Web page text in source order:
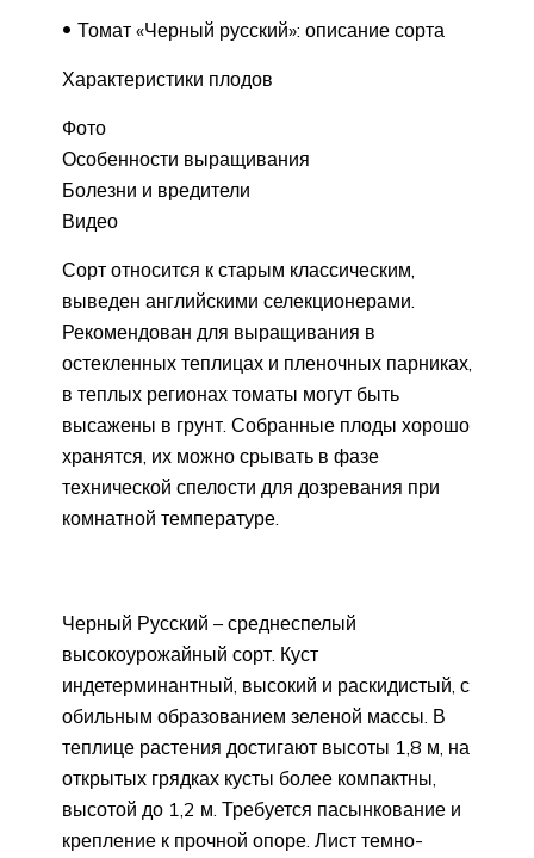
Томат «Черный русский»: описание сорта
Характеристики плодов
Фото
Особенности выращивания
Болезни и вредители
Видео
Сорт относится к старым классическим,
выведен английскими селекционерами.
Рекомендован для выращивания в
остекленных теплицах и пленочных парниках,
в теплых регионах томаты могут быть
высажены в грунт. Собранные плоды хорошо
хранятся, их можно срывать в фазе
технической спелости для дозревания при
комнатной температуре.
Черный Русский – среднеспелый
высокоурожайный сорт. Куст
индетерминантный, высокий и раскидистый, с
обильным образованием зеленой массы. В
теплице растения достигают высоты 1,8 м, на
открытых грядках кусты более компактны,
высотой до 1,2 м. Требуется пасынкование и
крепление к прочной опоре. Лист темно-